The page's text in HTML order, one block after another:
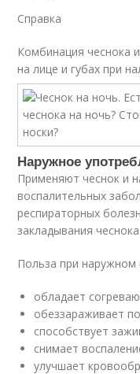
Справка
Комбинация чеснока
на лице и губах при
Наружное
Применяют чеснок и
воспалительных
респираторных
закладывания
Польза при наружном
обладает
обеззараживает
способствует
снимает
улучшает